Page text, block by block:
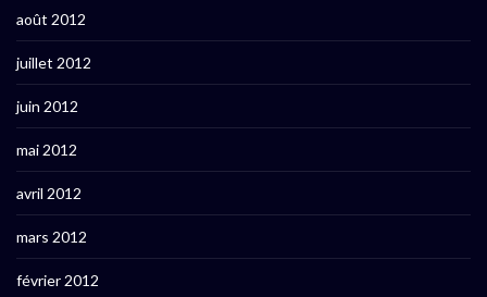
août 2012
juillet 2012
juin 2012
mai 2012
avril 2012
mars 2012
février 2012